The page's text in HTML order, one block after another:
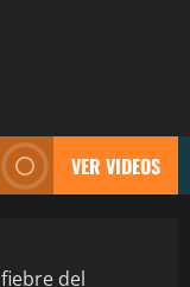
VER VIDEOS
del